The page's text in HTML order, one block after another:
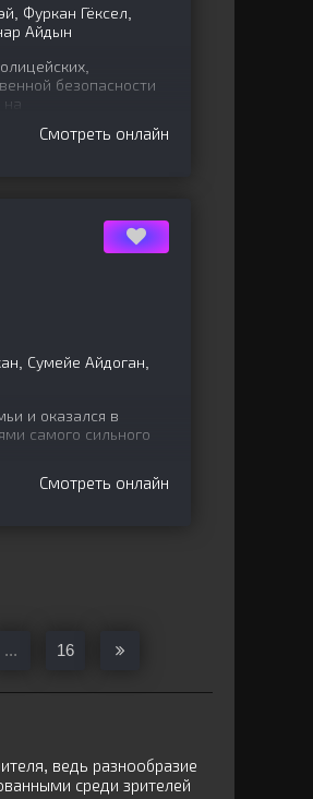
ведь разнообразие
среди зрителей
Фуркан Гёксел,
Айдын
безопасности
на
Смотреть онлайн
Сумейе Айдоган,
и оказался в
самого сильного
Смотреть онлайн
... 16